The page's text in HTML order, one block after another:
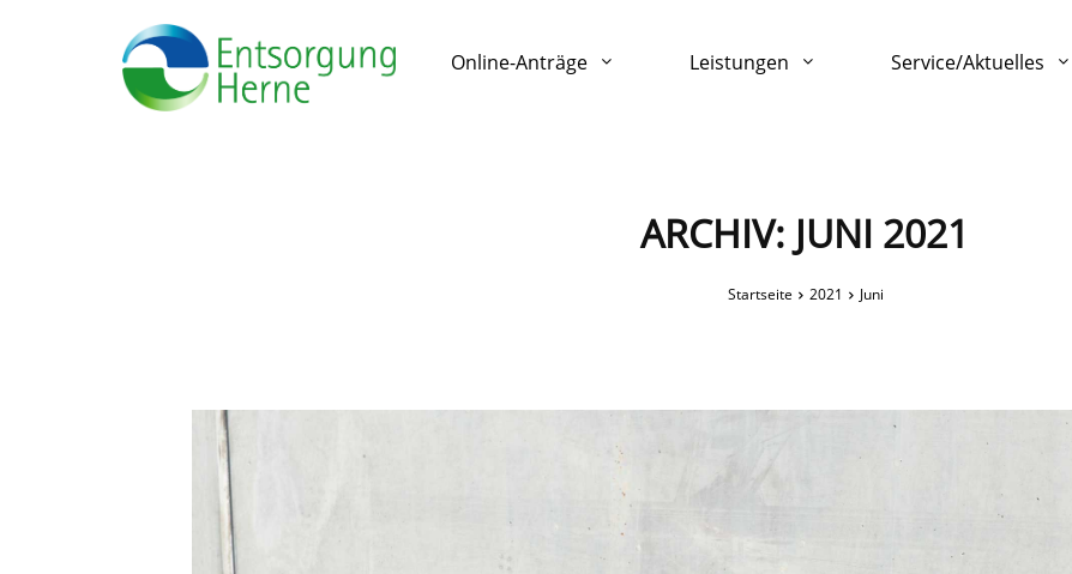
Online-Anträge Leistungen Service/Aktuelles
ARCHIV: JUNI 2021
Startseite 2021 Juni